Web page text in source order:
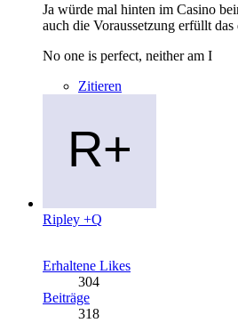
Ja würde mal hinten im Casino
auch die Voraussetzung erfüllt
No one is perfect, neither am I
Zitieren
Ripley +Q
Erhaltene Likes
304
Beiträge
318